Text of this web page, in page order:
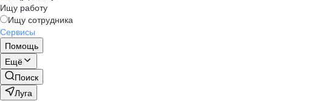
Ищу работу
Ищу сотрудника
Сервисы
Помощь
Ещё
Поиск
Луга